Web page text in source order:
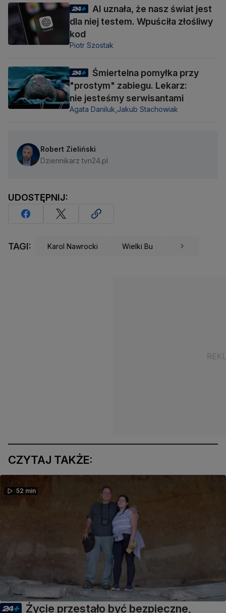
AI uznała, że nasz świat jest
dla niej testem. Wpuściła złośliwy
kod
Piotr Szostak
Śmiertelna pomyłka przy
"prostym" zabiegu. Lekarz:
nie jesteśmy serwisantami
Agata Daniluk, Jakub Stachowiak
Robert Zieliński
Dziennikarz tvn24.pl
UDOSTĘPNIJ:
TAGI: Karol Nawrocki Wielki Bu
CZYTAJ TAKŻE:
52 min
Życie przestało być bezpieczne,